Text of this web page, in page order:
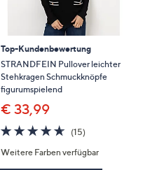
Top-Kundenbewertung
STRANDFEIN Pullover leichter
Stehkragen Schmuckknöpfe
figurumspielend
€ 33,99
4.6
von
5
(15)
Weitere Farben verfügbar